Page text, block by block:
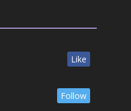
Like
Follow